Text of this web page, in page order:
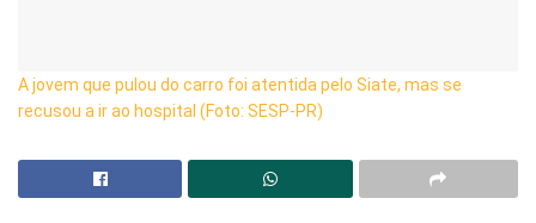
A jovem que pulou do carro foi atentida pelo Siate, mas se
recusou a ir ao hospital (Foto: SESP-PR)